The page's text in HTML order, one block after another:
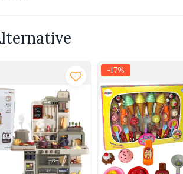
-17%